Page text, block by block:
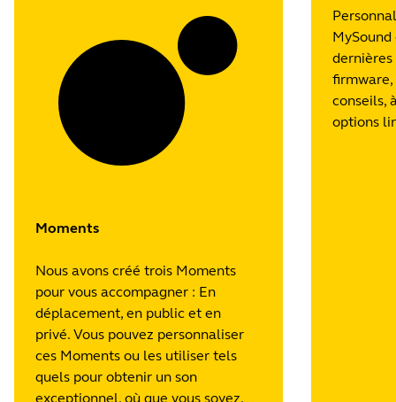
Moments
Nous avons créé trois Moments
pour vous accompagner : En
déplacement, en public et en
privé. Vous pouvez personnaliser
ces Moments ou les utiliser tels
quels pour obtenir un son
exceptionnel, où que vous soyez.
dernières
conseils,
options